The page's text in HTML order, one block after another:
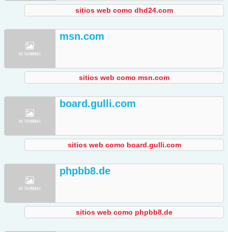
sitios web como dhd24.com
msn.com
sitios web como msn.com
board.gulli.com
sitios web como board.gulli.com
phpbb8.de
sitios web como phpbb8.de